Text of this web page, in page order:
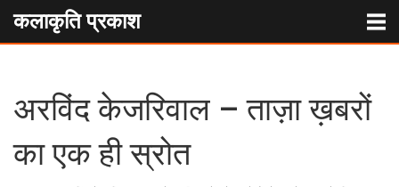
कलाकृति प्रकाश
अरविंद केजरिवाल – ताज़ा ख़बरों
का एक ही स्रोत